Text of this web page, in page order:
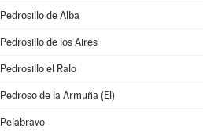
Pedrosillo de Alba
Pedrosillo de los Aires
Pedrosillo el Ralo
Pedroso de la Armuña (El)
Pelabravo